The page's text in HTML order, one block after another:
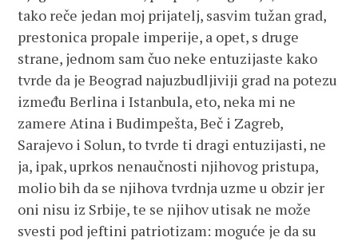
tako reče jedan moj prijatelj, sasvim tužan grad,
prestonica propale imperije, a opet, s druge
strane, jednom sam čuo neke entuzijaste kako
tvrde da je Beograd najuzbudljiviji grad na potezu
između Berlina i Istanbula, eto, neka mi ne
zamere Atina i Budimpešta, Beč i Zagreb,
Sarajevo i Solun, to tvrde ti dragi entuzijasti, ne
ja, ipak, uprkos nenaučnosti njihovog pristupa,
molio bih da se njihova tvrdnja uzme u obzir jer
oni nisu iz Srbije, te se njihov utisak ne može
svesti pod jeftini patriotizam: moguće je da su